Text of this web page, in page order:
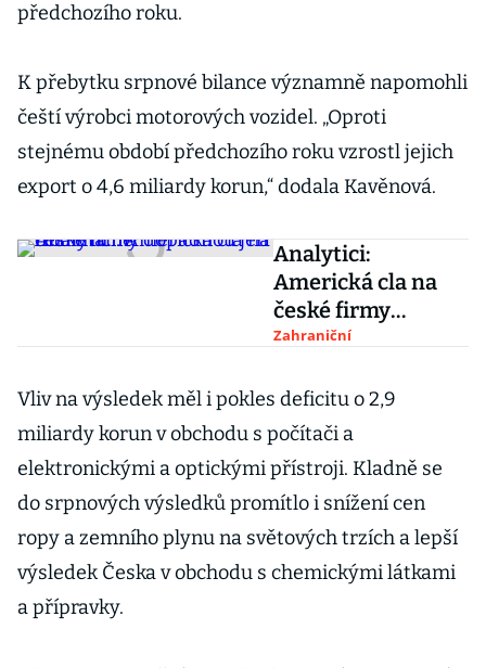
předchozího roku.
K přebytku srpnové bilance významně napomohli
čeští výrobci motorových vozidel. „Oproti
stejnému období předchozího roku vzrostl jejich
export o 4,6 miliardy korun,“ dodala Kavěnová.
Analytici:
Americká cla na
české firmy
dopadnou jen
Zahraniční
Vliv na výsledek měl i pokles deficitu o 2,9
miliardy korun v obchodu s počítači a
elektronickými a optickými přístroji. Kladně se
do srpnových výsledků promítlo i snížení cen
ropy a zemního plynu na světových trzích a lepší
výsledek Česka v obchodu s chemickými látkami
a přípravky.